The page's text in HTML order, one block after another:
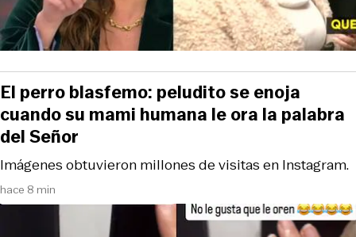
hace 8 min
Imágenes obtuvieron millones de visitas en Instagram.
El perro blasfemo: peludito se enoja
cuando su mami humana le ora la palabra
del Señor